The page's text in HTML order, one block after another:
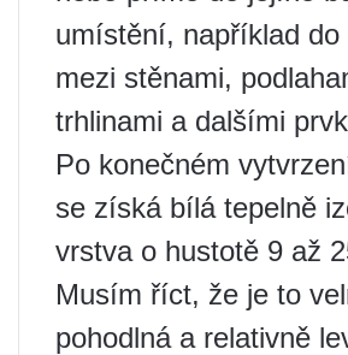
umístění, například do
mezi stěnami,
trhlinami a dalšími
Po konečném
se získá bílá tepelně
vrstva o hustotě 9 až
Musím říct, že je to
pohodlná a relativně